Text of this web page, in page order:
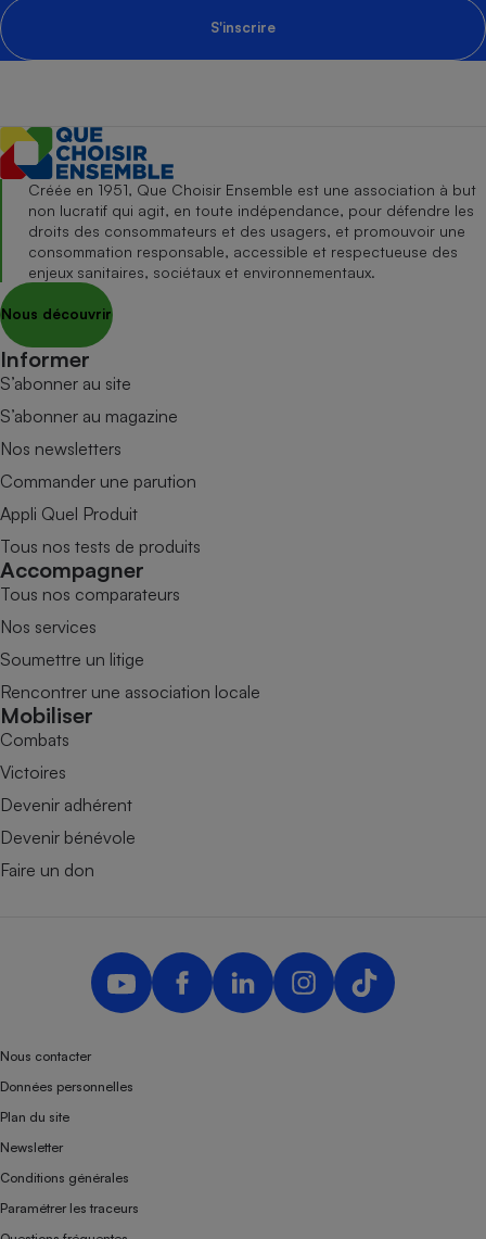
S'inscrire
Créée en 1951, Que Choisir Ensemble est une association à but
non lucratif qui agit, en toute indépendance, pour défendre les
droits des consommateurs et des usagers, et promouvoir une
consommation responsable, accessible et respectueuse des
enjeux sanitaires, sociétaux et environnementaux.
Nous découvrir
Informer
S’abonner au site
S’abonner au magazine
Nos newsletters
Commander une parution
Appli Quel Produit
Tous nos tests de produits
Accompagner
Tous nos comparateurs
Nos services
Soumettre un litige
Rencontrer une association locale
Mobiliser
Combats
Victoires
Devenir adhérent
Devenir bénévole
Faire un don
Nous contacter
Données personnelles
Plan du site
Newsletter
Conditions générales
Paramétrer les traceurs